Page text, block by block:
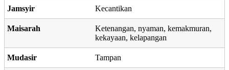
Jamsyir Kecantikan
Maisarah
Ketenangan, nyaman, kemakmuran,
kekayaan, kelapangan
Mudasir Tampan